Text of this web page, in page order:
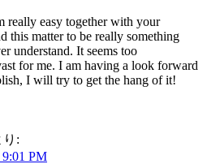
really easy together with your
this matter to be really something
understand. It seems too
for me. I am having a look forward
I will try to get the hang of it!
り:
PM